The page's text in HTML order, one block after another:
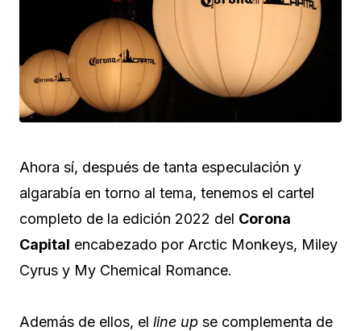
Ahora sí, después de tanta especulación y
algarabía en torno al tema, tenemos el cartel
completo de la edición 2022 del Corona
Capital encabezado por Arctic Monkeys, Miley
Cyrus y My Chemical Romance.
Además de ellos, el line up se complementa de